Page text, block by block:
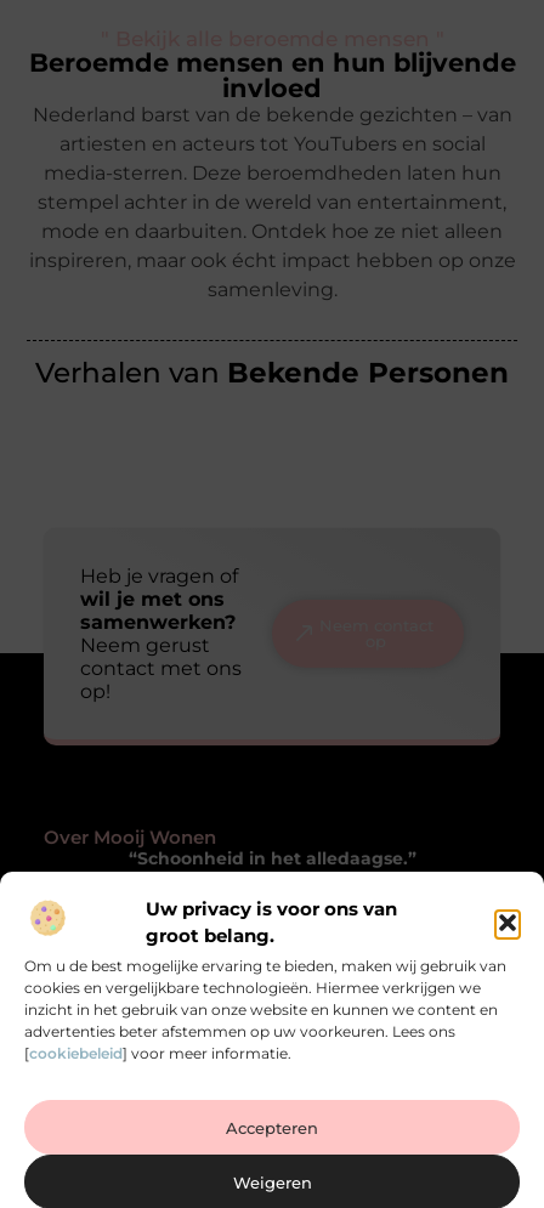
Uw privacy is voor ons van
groot belang.
Om u de best mogelijke ervaring te bieden, maken wij gebruik van
cookies en vergelijkbare technologieën. Hiermee verkrijgen we
inzicht in het gebruik van onze website en kunnen we content en
advertenties beter afstemmen op uw voorkeuren. Lees ons
[cookiebeleid] voor meer informatie.
Accepteren
Weigeren
Beroemde mensen en hun blijvende
invloed
Nederland barst van de bekende gezichten – van
artiesten en acteurs tot YouTubers en social
media-sterren. Deze beroemdheden laten hun
stempel achter in de wereld van entertainment,
mode en daarbuiten. Ontdek hoe ze niet alleen
inspireren, maar ook écht impact hebben op onze
samenleving.
Verhalen van Bekende Personen
Heb je vragen of
wil je met ons
samenwerken?
Neem gerust
contact met ons
op!
Over Mooij Wonen
“Schoonheid in het alledaagse.”
Mooijwonen.nl laat je met andere ogen kijken naar
wonen. Inspirerende blogs die verwonderen, verrijken
en het gewone bijzonder maken.
Onze informatie
Bericht categorie